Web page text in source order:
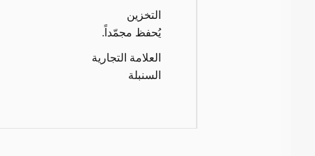
التخزين
يُحفظ مجمّداً.
العلامة التجارية
السنبلة